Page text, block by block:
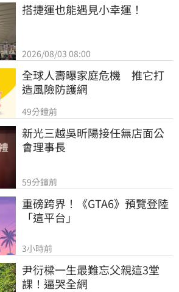
搭捷運也能遇見小幸運！
2026/08/03 08:00
全球人壽曝家庭危機　推它打
造風險防護網
49分鐘前
新光三越吳昕陽接任無店面公
會理事長
59分鐘前
重磅跨界！《GTA6》預覽登陸
「這平台」
3小時前
尹衍樑一生最難忘父親這3堂
課！逼哭全網